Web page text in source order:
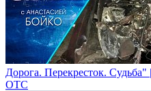
Дорога. Перекресток. Судьба"
ОТС